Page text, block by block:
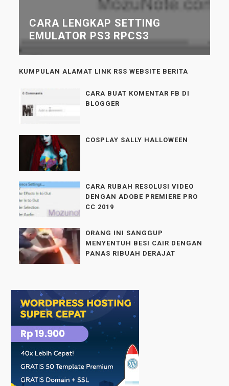
CARA LENGKAP SETTING
EMULATOR PS3 RPCS3
KUMPULAN ALAMAT LINK RSS WEBSITE BERITA
CARA BUAT KOMENTAR FB DI
BLOGGER
COSPLAY SALLY HALLOWEEN
CARA RUBAH RESOLUSI VIDEO
DENGAN ADOBE PREMIERE PRO
CC 2019
ORANG INI SANGGUP
MENYENTUH BESI CAIR DENGAN
PANAS RIBUAH DERAJAT